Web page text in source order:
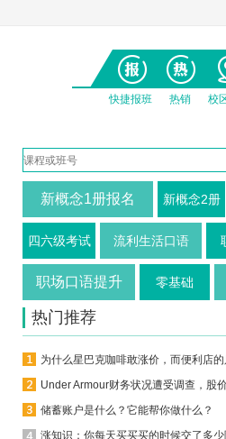
快捷报班 热销 校
新概念1册报名 新概念2册
四六级考试 流利生活口语
职场口语提升 零基础
热门推荐
为什么星巴克咖啡敢涨价，而便利店的
Under Armour财务状况遭受调查，股
储蓄账户是什么？它能帮你做什么？
涨知识：你每天买买买的时候交了多少